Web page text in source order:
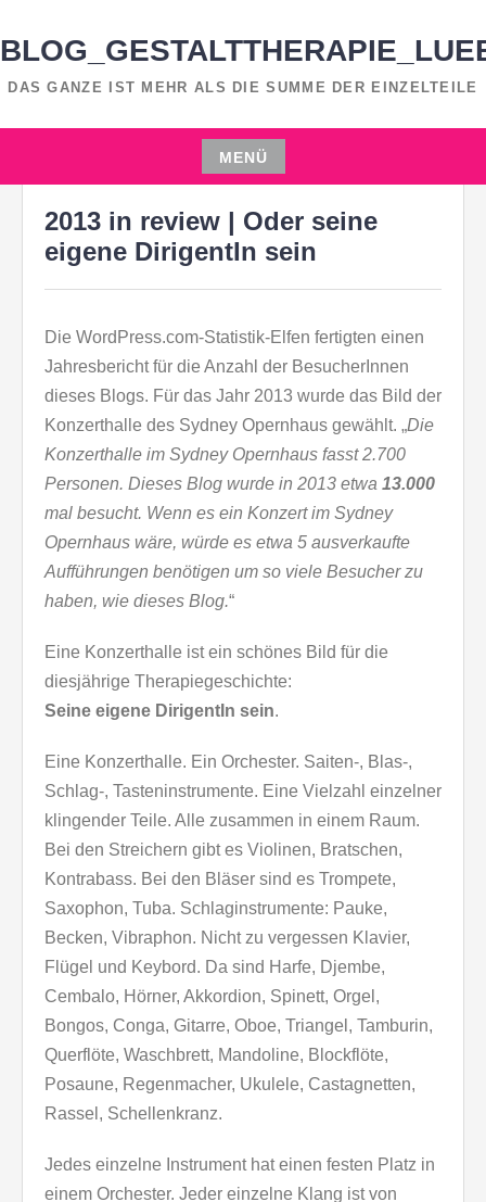
Inhalt
DAS GANZE IST MEHR ALS DIE SUMME DER EINZELTEILE
MENÜ
Zum
Inhalt
springen
MOON STEGK
2013 in review | Oder seine
eigene DirigentIn sein
Die WordPress.com-Statistik-Elfen fertigten einen
Jahresbericht für die Anzahl der BesucherInnen
dieses Blogs. Für das Jahr 2013 wurde das Bild der
Konzerthalle des Sydney Opernhaus gewählt. „Die
Konzerthalle im Sydney Opernhaus fasst 2.700
Personen. Dieses Blog wurde in 2013 etwa 13.000
mal besucht. Wenn es ein Konzert im Sydney
Opernhaus wäre, würde es etwa 5 ausverkaufte
Aufführungen benötigen um so viele Besucher zu
haben, wie dieses Blog.“
Eine Konzerthalle ist ein schönes Bild für die
diesjährige Therapiegeschichte:
Seine eigene DirigentIn sein.
Eine Konzerthalle. Ein Orchester. Saiten-, Blas-,
Schlag-, Tasteninstrumente. Eine Vielzahl einzelner
klingender Teile. Alle zusammen in einem Raum.
Bei den Streichern gibt es Violinen, Bratschen,
Kontrabass. Bei den Bläser sind es Trompete,
Saxophon, Tuba. Schlaginstrumente: Pauke,
Becken, Vibraphon. Nicht zu vergessen Klavier,
Flügel und Keybord. Da sind Harfe, Djembe,
Cembalo, Hörner, Akkordion, Spinett, Orgel,
Bongos, Conga, Gitarre, Oboe, Triangel, Tamburin,
Querflöte, Waschbrett, Mandoline, Blockflöte,
Posaune, Regenmacher, Ukulele, Castagnetten,
Rassel, Schellenkranz.
Jedes einzelne Instrument hat einen festen Platz in
einem Orchester. Jeder einzelne Klang ist von